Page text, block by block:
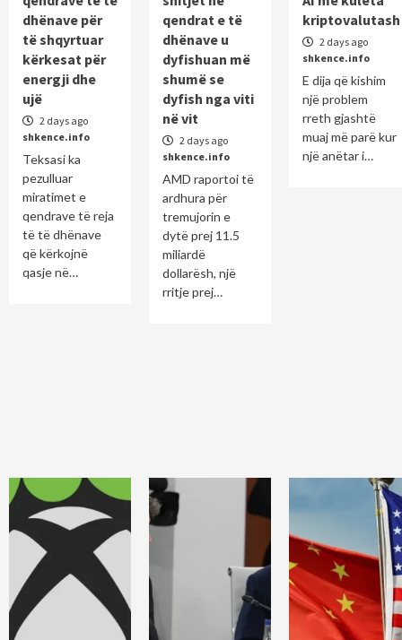
dhënave për
të shqyrtuar
kërkesat për
energji dhe
ujë
2 days ago
shkence.info
Teksasi ka
pezulluar
miratimet e
qendrave të reja
të të dhënave
që kërkojnë
qasje në…
qendrat e të
dhënave u
dyfishuan më
shumë se
dyfish nga viti
në vit
2 days ago
shkence.info
AMD raportoi të
ardhura për
tremujorin e
dytë prej 11.5
miliardë
dollarësh, një
rritje prej…
kriptovalutash
2 days ago
shkence.info
E dija që kishim
një problem
rreth gjashtë
muaj më parë kur
një anëtar i…